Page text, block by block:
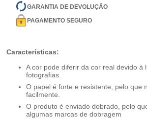
GARANTIA DE DEVOLUÇÃO
PAGAMENTO SEGURO
Características:
A cor pode diferir da cor real devido à
fotografias.
O papel é forte e resistente, pelo que
facilmente.
O produto é enviado dobrado, pelo
algumas marcas de dobragem